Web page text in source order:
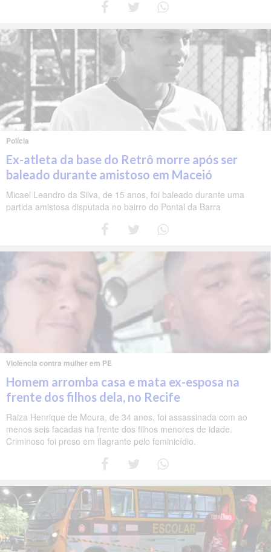
Polícia
Ex-atleta da base do Retrô morre após ser
baleado durante amistoso em Maceió
Micael Leandro da Silva, de 15 anos, foi baleado durante uma
partida amistosa disputada no bairro do Pontal da Barra
Violência contra mulher em PE
Homem arromba casa e mata ex-esposa na
frente dos filhos dela, no Recife
Raiza Henrique de Moura, de 34 anos, foi assassinada com ao
menos seis facadas na frente dos filhos menores de idade.
Criminoso foi preso em flagrante pelo feminicídio.